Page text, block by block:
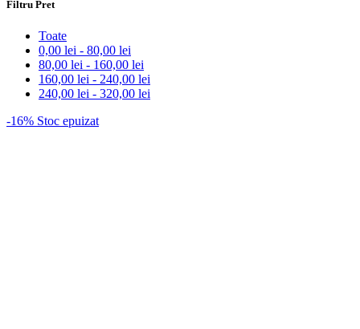
Filtru Pret
Toate
0,00 lei - 80,00 lei
80,00 lei - 160,00 lei
160,00 lei - 240,00 lei
240,00 lei - 320,00 lei
-16% Stoc epuizat